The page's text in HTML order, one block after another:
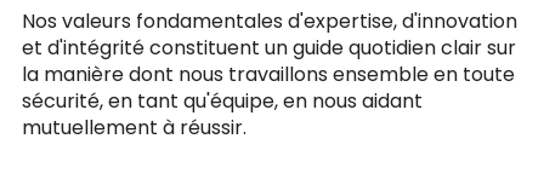
Nos valeurs fondamentales d'expertise, d'innovation
et d'intégrité constituent un guide quotidien clair sur
la manière dont nous travaillons ensemble en toute
sécurité, en tant qu'équipe, en nous aidant
mutuellement à réussir.